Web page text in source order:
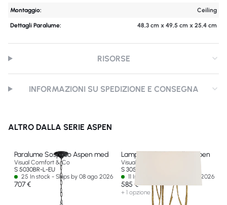
Montaggio: Ceiling
Dettagli Paralume: 48,3 cm x 49,5 cm x 25,4 cm
RISORSE
INFORMAZIONI SU SPEDIZIONE E CONSEGNA
ALTRO DALLA SERIE ASPEN
Paralume Sospeso Aspen medio
Visual Comfort & Co
S 5030BR-L-EU
25 In stock - Ships by 08 ago 2026
707 €
Lampada da Consolle Aspen
Visual Comfort & Co
S 3051GI-L-EU
11 In stock - Ships by 10 ago 2026
585 €
+ 1 opzione